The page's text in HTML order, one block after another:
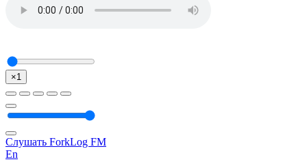
×1
Слушать ForkLog FM
En